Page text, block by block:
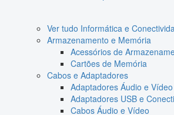
Ver tudo Informática e
Armazenamento e Memória
Acessórios de
Cartões de Memória
Cabos e Adaptadores
Adaptadores Áudio e Vídeo
Adaptadores USB e
Cabos Áudio e Vídeo